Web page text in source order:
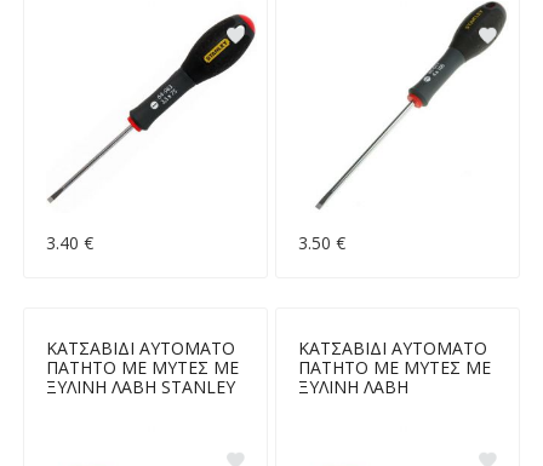
3.40 € 3.50 €
ΚΑΤΣΑΒΙΔΙ ΑΥΤΟΜΑΤΟ
ΠΑΤΗΤΟ ΜΕ ΜΥΤΕΣ ΜΕ
ΞΥΛΙΝΗ ΛΑΒΗ STANLEY
ΚΑΤΣΑΒΙΔΙ ΑΥΤΟΜΑΤΟ
ΠΑΤΗΤΟ ΜΕ ΜΥΤΕΣ ΜΕ
ΞΥΛΙΝΗ ΛΑΒΗ